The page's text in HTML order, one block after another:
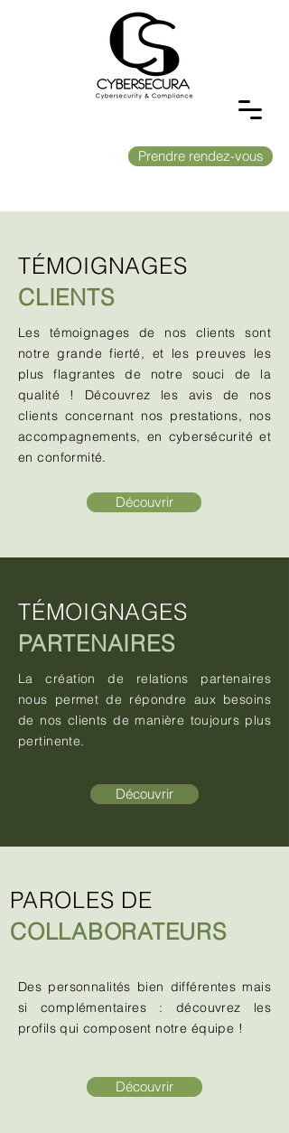
Prendre rendez-vous
TÉMOIGNAGES
CLIENTS
Les témoignages de nos clients sont
notre grande fierté, et les preuves les
plus flagrantes de notre souci de la
qualité ! Découvrez les avis de nos
clients concernant nos prestations, nos
accompagnements, en cybersécurité et
en conformité.
Découvrir
TÉMOIGNAGES
PARTENAIRES
La création de relations partenaires
nous permet de répondre aux besoins
de nos clients de manière toujours plus
pertinente.
Découvrir
PAROLES DE
COLLABORATEURS
Des personnalités bien différentes mais
si complémentaires : découvrez les
profils qui composent notre équipe !
Découvrir